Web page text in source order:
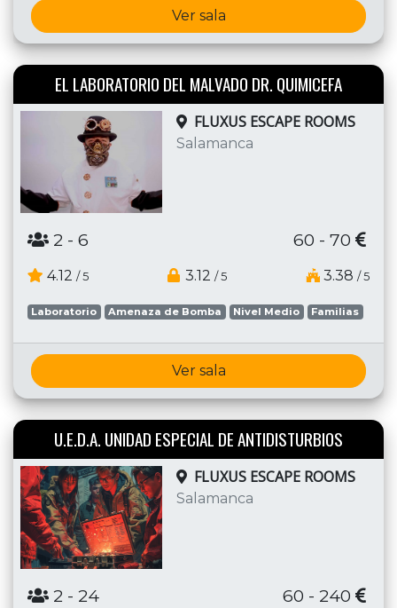
Ver sala
EL LABORATORIO DEL MALVADO DR. QUIMICEFA
FLUXUS ESCAPE ROOMS
Salamanca
2 - 6 60 - 70
4.12 / 5 3.12 / 5 3.38 / 5
Laboratorio Amenaza de Bomba Nivel Medio Familias
Ver sala
U.E.D.A. UNIDAD ESPECIAL DE ANTIDISTURBIOS
FLUXUS ESCAPE ROOMS
Salamanca
2 - 24 60 - 240